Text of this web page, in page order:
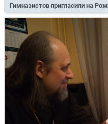
Гимназистов пригласили на